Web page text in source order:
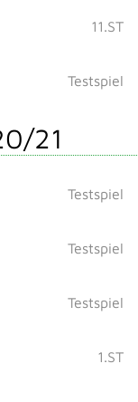
11.ST
Testspiel
21
Testspiel
Testspiel
Testspiel
1.ST